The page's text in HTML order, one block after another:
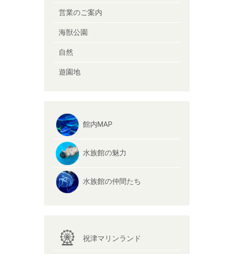
営業のご案内
海獣公園
自然
遊園地
館内MAP
水族館の魅力
水族館の仲間たち
祝津マリンランド